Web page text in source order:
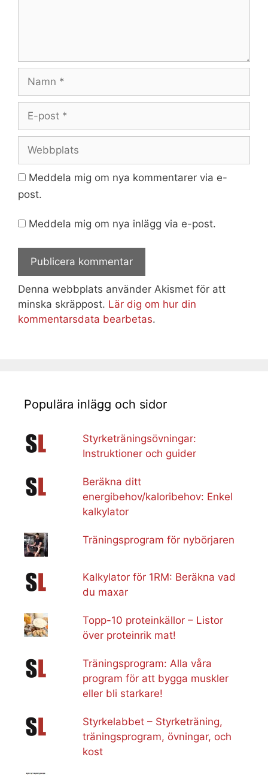
Namn
Webbplats
Meddela mig om nya kommentarer via e-
post.
Meddela mig om nya inlägg via e-post.
Denna webbplats använder Akismet för att
minska skräppost. Lär dig om hur din
kommentarsdata bearbetas.
Populära inlägg och sidor
Styrketräningsövningar:
Instruktioner och guider
Beräkna ditt
energibehov/kaloribehov: Enkel
kalkylator
Träningsprogram för nybörjaren
Kalkylator för 1RM: Beräkna vad
du maxar
Topp-10 proteinkällor – Listor
över proteinrik mat!
Träningsprogram: Alla våra
program för att bygga muskler
eller bli starkare!
Styrkelabbet – Styrketräning,
träningsprogram, övningar, och
kost